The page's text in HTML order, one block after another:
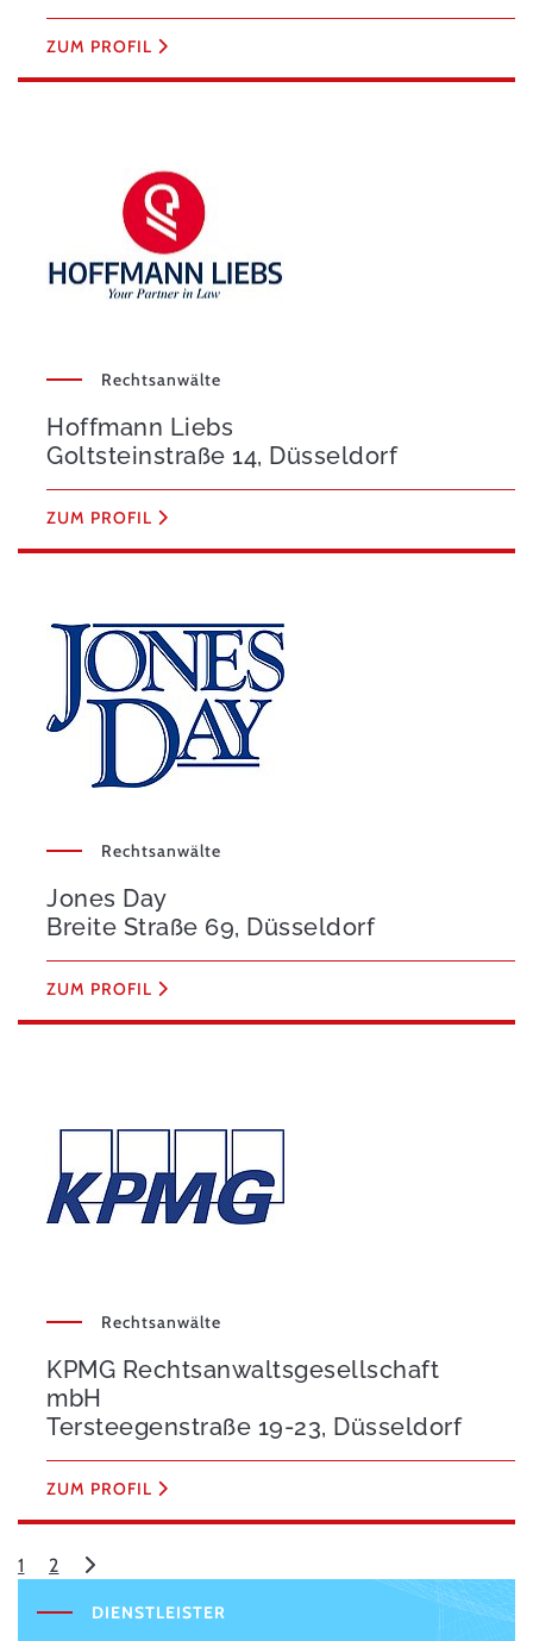
ZUM PROFIL
Rechtsanwälte
Hoffmann Liebs
Goltsteinstraße 14, Düsseldorf
ZUM PROFIL
Rechtsanwälte
Jones Day
Breite Straße 69, Düsseldorf
ZUM PROFIL
Rechtsanwälte
KPMG Rechtsanwaltsgesellschaft
mbH
Tersteegenstraße 19-23, Düsseldorf
ZUM PROFIL
1 2
DIENSTLEISTER